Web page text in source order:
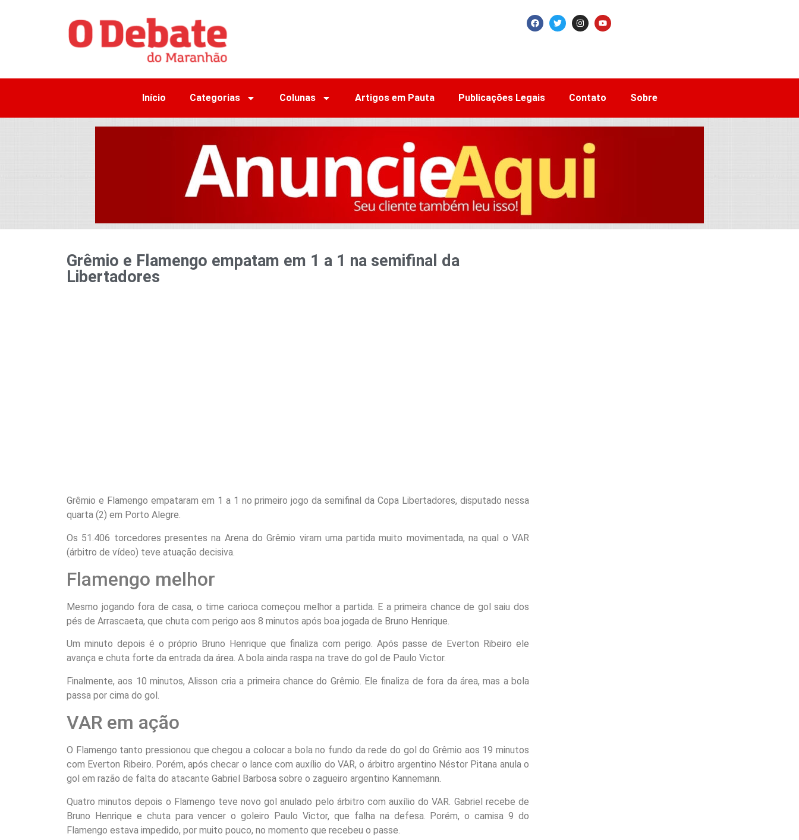
Início Categorias Colunas Artigos em Pauta Publicações Legais Contato Sobre
Grêmio e Flamengo empatam em 1 a 1 na semifinal da
Libertadores
Grêmio e Flamengo empataram em 1 a 1 no primeiro jogo da semifinal da Copa Libertadores, disputado nessa
quarta (2) em Porto Alegre.
Os 51.406 torcedores presentes na Arena do Grêmio viram uma partida muito movimentada, na qual o VAR
(árbitro de vídeo) teve atuação decisiva.
Flamengo melhor
Mesmo jogando fora de casa, o time carioca começou melhor a partida. E a primeira chance de gol saiu dos
pés de Arrascaeta, que chuta com perigo aos 8 minutos após boa jogada de Bruno Henrique.
Um minuto depois é o próprio Bruno Henrique que finaliza com perigo. Após passe de Everton Ribeiro ele
avança e chuta forte da entrada da área. A bola ainda raspa na trave do gol de Paulo Victor.
Finalmente, aos 10 minutos, Alisson cria a primeira chance do Grêmio. Ele finaliza de fora da área, mas a bola
passa por cima do gol.
VAR em ação
O Flamengo tanto pressionou que chegou a colocar a bola no fundo da rede do gol do Grêmio aos 19 minutos
com Everton Ribeiro. Porém, após checar o lance com auxílio do VAR, o árbitro argentino Néstor Pitana anula o
gol em razão de falta do atacante Gabriel Barbosa sobre o zagueiro argentino Kannemann.
Quatro minutos depois o Flamengo teve novo gol anulado pelo árbitro com auxílio do VAR. Gabriel recebe de
Bruno Henrique e chuta para vencer o goleiro Paulo Victor, que falha na defesa. Porém, o camisa 9 do
Flamengo estava impedido, por muito pouco, no momento que recebeu o passe.